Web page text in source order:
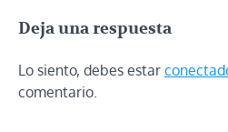
Deja una respuesta
Lo siento, debes estar
comentario.